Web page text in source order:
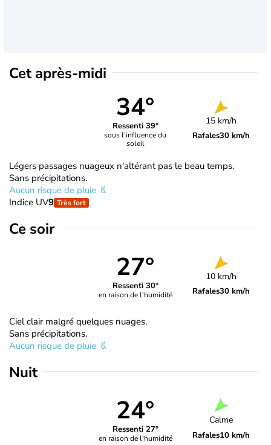
Cet après-midi
34°
Ressenti 39°
sous l’influence du
soleil
15 km/h
Rafales30 km/h
Légers passages nuageux n'altérant pas le beau temps.
Sans précipitations.
Aucun risque de pluie
Indice UV9 Très fort
Ce soir
27°
Ressenti 30°
en raison de l'humidité
10 km/h
Rafales30 km/h
Ciel clair malgré quelques nuages.
Sans précipitations.
Aucun risque de pluie
Nuit
24°
Ressenti 27°
en raison de l'humidité
Calme
Rafales10 km/h